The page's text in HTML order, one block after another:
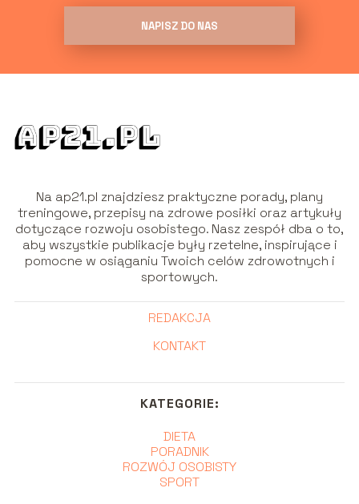
NAPISZ DO NAS
Na ap21.pl znajdziesz praktyczne porady, plany
treningowe, przepisy na zdrowe posiłki oraz artykuły
dotyczące rozwoju osobistego. Nasz zespół dba o to,
aby wszystkie publikacje były rzetelne, inspirujące i
pomocne w osiąganiu Twoich celów zdrowotnych i
sportowych.
REDAKCJA
KONTAKT
KATEGORIE:
DIETA
PORADNIK
ROZWÓJ OSOBISTY
SPORT